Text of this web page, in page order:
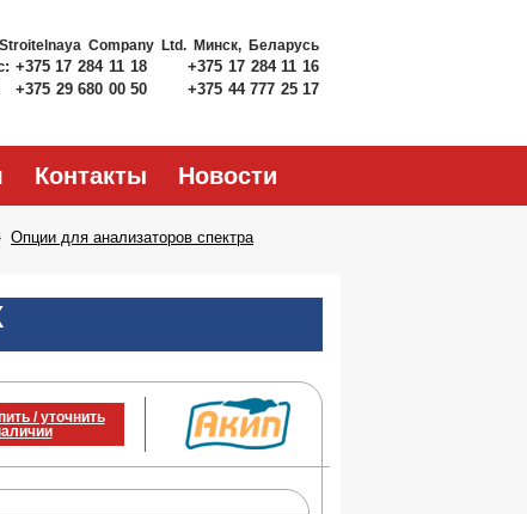
Company Ltd. Минск, Беларусь
+375 17 284 11 18
+375 17 284 11 16
+375 29 680 00 50 +375 44 777 25 17
Контакты Новости
Опции для анализаторов спектра
/ уточнить